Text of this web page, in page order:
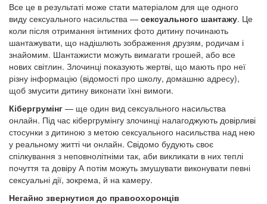
Все це в результаті може стати матеріалом для ще одного
виду сексуального насильства — сексуального шантажу. Це
коли після отримання інтимних фото дитину починають
шантажувати, що надішлють зображення друзям, родичам і
знайомим. Шантажисти можуть вимагати грошей, або все
нових світлин. Злочинці показують жертві, що мають про неї
різну інформацію (відомості про школу, домашню адресу),
щоб змусити дитину виконати їхні вимоги.
Кібергрумінг — ще один вид сексуального насильства
онлайн. Під час кібергрумінгу злочинці налагоджують довірливі
стосунки з дитиною з метою сексуального насильства над нею
у реальному житті чи онлайн. Свідомо будують своє
спілкування з неповнолітніми так, аби викликати в них теплі
почуття та довіру А потім можуть змушувати виконувати певні
сексуальні дії, зокрема, й на камеру.
Негайно звернутися до правоохоронців